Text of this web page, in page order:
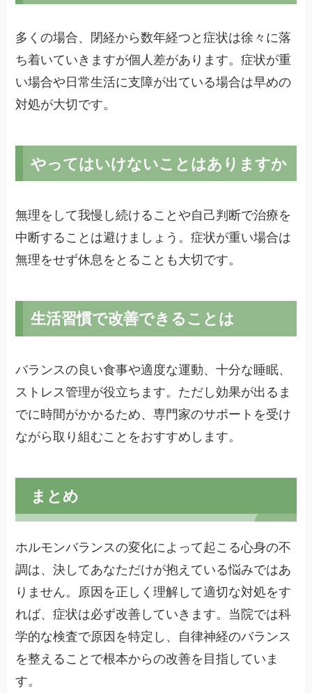
多くの場合、閉経から数年経つと症状は徐々に落
ち着いていきますが個人差があります。症状が重
い場合や日常生活に支障が出ている場合は早めの
対処が大切です。
やってはいけないことはありますか
無理をして我慢し続けることや自己判断で治療を
中断することは避けましょう。症状が重い場合は
無理をせず休息をとることも大切です。
生活習慣で改善できることは
バランスの良い食事や適度な運動、十分な睡眠、
ストレス管理が役立ちます。ただし効果が出るま
でに時間がかかるため、専門家のサポートを受け
ながら取り組むことをおすすめします。
まとめ
ホルモンバランスの変化によって起こる心身の不
調は、決してあなただけが抱えている悩みではあ
りません。原因を正しく理解して適切な対処をす
れば、症状は必ず改善していきます。当院では科
学的な検査で原因を特定し、自律神経のバランス
を整えることで根本からの改善を目指していま
す。